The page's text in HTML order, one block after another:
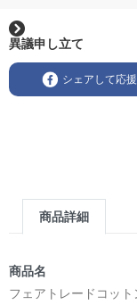
▶︎刺すように燃え
[第2作品: 通常版.
＜著者＞ 凛々風
日本語版: https://
[主人公である小説
＜小説/絵本版＞
英語版: https://
異議申し立て
シェアして応
商品詳細
商品名
フェアトレードコット